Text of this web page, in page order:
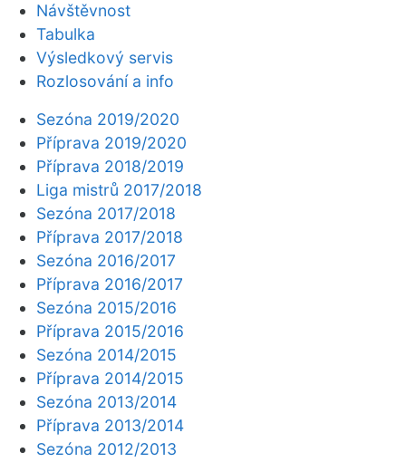
Návštěvnost
Tabulka
Výsledkový servis
Rozlosování a info
Sezóna 2019/2020
Příprava 2019/2020
Příprava 2018/2019
Liga mistrů 2017/2018
Sezóna 2017/2018
Příprava 2017/2018
Sezóna 2016/2017
Příprava 2016/2017
Sezóna 2015/2016
Příprava 2015/2016
Sezóna 2014/2015
Příprava 2014/2015
Sezóna 2013/2014
Příprava 2013/2014
Sezóna 2012/2013